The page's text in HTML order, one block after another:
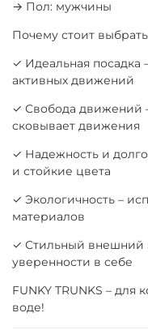
→ Пол: мужчины
Почему стоит
✓ Идеальная посадка
активных движений
✓ Свобода движений
сковывает движения
✓ Надежность и
и стойкие цвета
✓ Экологичность –
материалов
✓ Стильный внешний
уверенности в себе
FUNKY TRUNKS –
воде!